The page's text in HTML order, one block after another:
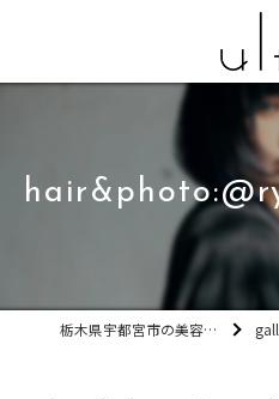
栃木県宇都宮市の美容室ult gallery